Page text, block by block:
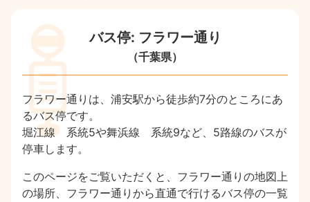
バス停: フラワー通り
（千葉県）
フラワー通りは、浦安駅から徒歩約7分のところにあ
るバス停です。
堀江線 系統5や舞浜線 系統9など、5路線のバスが
停車します。
このページをご覧いただくと、フラワー通りの地図上
の場所、フラワー通りから直通で行けるバス停の一覧